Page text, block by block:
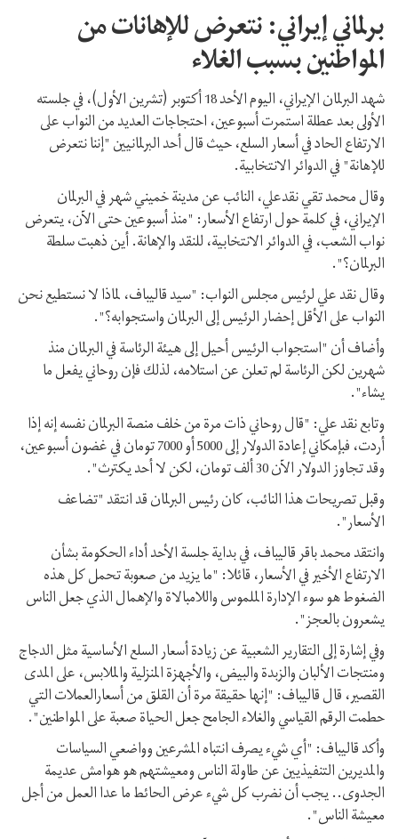
برلماني إيراني: نتعرض للإهانات من
المواطنين بسبب الغلاء
شهد البرلمان الإيراني، اليوم الأحد 18 أكتوبر (تشرين الأول)، في جلسته
الأولى بعد عطلة استمرت أسبوعين، احتجاجات العديد من النواب على
الارتفاع الحاد في أسعار السلع، حيث قال أحد البرلمانيين "إننا نتعرض
للإهانة" في الدوائر الانتخابية.
وقال محمد تقي نقدعلي، النائب عن مدينة خميني شهر في البرلمان
الإيراني، في كلمة حول ارتفاع الأسعار: "منذ أسبوعين حتى الآن، يتعرض
نواب الشعب، في الدوائر الانتخابية، للنقد والإهانة. أين ذهبت سلطة
البرلمان؟".
وقال نقد علي لرئيس مجلس النواب: "سيد قاليباف، لماذا لا نستطيع نحن
النواب على الأقل إحضار الرئيس إلى البرلمان واستجوابه؟".
وأضاف أن "استجواب الرئيس أحيل إلى هيئة الرئاسة في البرلمان منذ
شهرين لكن الرئاسة لم تعلن عن استلامه، لذلك فإن روحاني يفعل ما
يشاء".
وتابع نقد علي: "قال روحاني ذات مرة من خلف منصة البرلمان نفسه إنه إذا
أردت، فبإمكاني إعادة الدولار إلى 5000 أو 7000 تومان في غضون أسبوعين،
وقد تجاوز الدولار الآن 30 ألف تومان، لكن لا أحد يكترث".
وقبل تصريحات هذا النائب، كان رئيس البرلمان قد انتقد "تضاعف
الأسعار".
وانتقد محمد باقر قاليباف، في بداية جلسة الأحد أداء الحكومة بشأن
الارتفاع الأخير في الأسعار، قائلا: "ما يزيد من صعوبة تحمل كل هذه
الضغوط هو سوء الإدارة الملموس واللامبالاة والإهمال الذي جعل الناس
يشعرون بالعجز".
وفي إشارة إلى التقارير الشعبية عن زيادة أسعار السلع الأساسية مثل الدجاج
ومنتجات الألبان والزبدة والبيض، والأجهزة المنزلية والملابس، على المدى
القصير، قال قاليباف: "إنها حقيقة مرة أن القلق من أسعارالعملات التي
حطمت الرقم القياسي والغلاء الجامح جعل الحياة صعبة على المواطنين".
وأكد قاليباف: "أي شيء يصرف انتباه المشرعين وواضعي السياسات
والمديرين التنفيذيين عن طاولة الناس ومعيشتهم هو هوامش عديمة
الجدوى.. يجب أن نضرب كل شيء عرض الحائط ما عدا العمل من أجل
معيشة الناس".